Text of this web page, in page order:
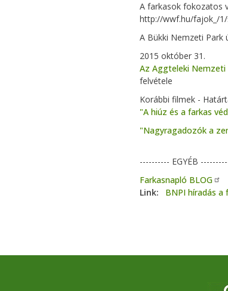
A farkasok fokozatos
http://wwf.hu/fajok_/
A Bükki Nemzeti
2015 október 31.
Az Aggteleki
felvétele
Korábbi filmek -
"A hiúz és a farkas
"Nagyragadozók a
---------- EGYÉB
Farkasnapló BLOG
Link
BNPI híradás a